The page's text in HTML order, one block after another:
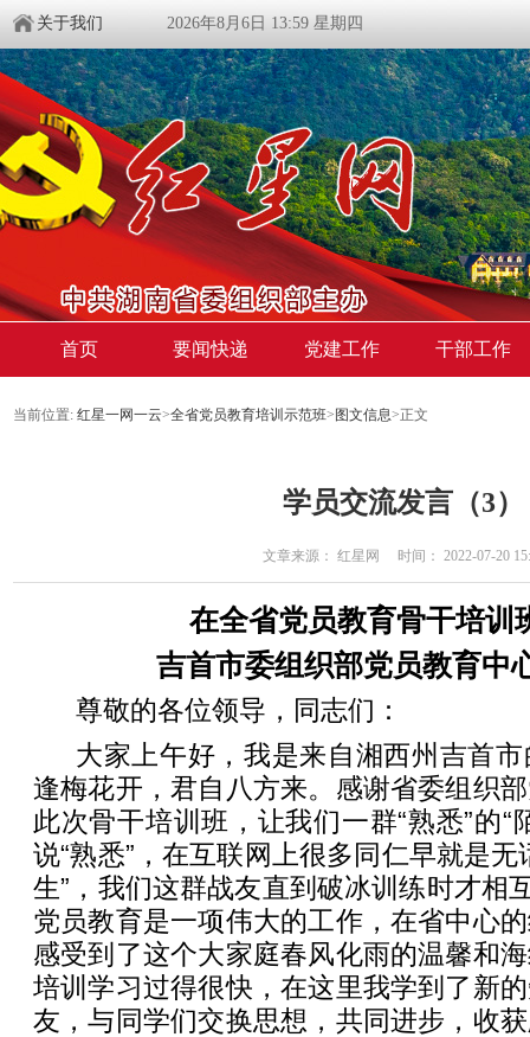
关于我们 2026年8月6日 13:59 星期四
首页 要闻快递 党建工作 干部工作
当前位置: 红星一网一云>全省党员教育培训示范班> 图文信息>正文
学员交流发言（3）
文章来源： 红星网 时间： 2022-07-20
在全省党员教育骨干培训
吉首市委组织部党员教育中
尊敬的各位领导，同志们：
大家上午好，我是来自湘西州吉首
逢梅花开，君自八方来。感谢省委组织
此次骨干培训班，让我们一群“熟悉”的“
说“熟悉”，在互联网上很多同仁早就是
生”，我们这群战友直到破冰训练时才相
党员教育是一项伟大的工作，在省中心
感受到了这个大家庭春风化雨的温馨和
培训学习过得很快，在这里我学到了新
友，与同学们交换思想，共同进步，收